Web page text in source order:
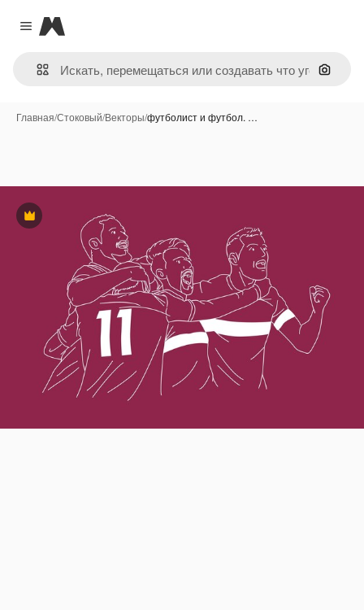
Close menu
Magnific
Поиск
Главная/Стоковый/Векторы/футболист и футбол. …
Премиум